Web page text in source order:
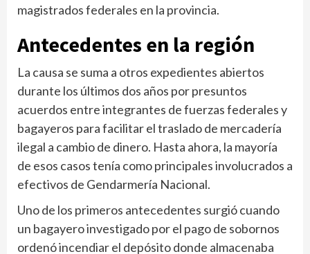
magistrados federales en la provincia.
Antecedentes en la región
La causa se suma a otros expedientes abiertos
durante los últimos dos años por presuntos
acuerdos entre integrantes de fuerzas federales y
bagayeros para facilitar el traslado de mercadería
ilegal a cambio de dinero. Hasta ahora, la mayoría
de esos casos tenía como principales involucrados a
efectivos de Gendarmería Nacional.
Uno de los primeros antecedentes surgió cuando
un bagayero investigado por el pago de sobornos
ordenó incendiar el depósito donde almacenaba